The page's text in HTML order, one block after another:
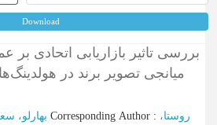
Download
بررسی تاثیر بازاریابی اتحادی بر
میانجی تصویر برند در
بهارلو، Corresponding Author : روستا،